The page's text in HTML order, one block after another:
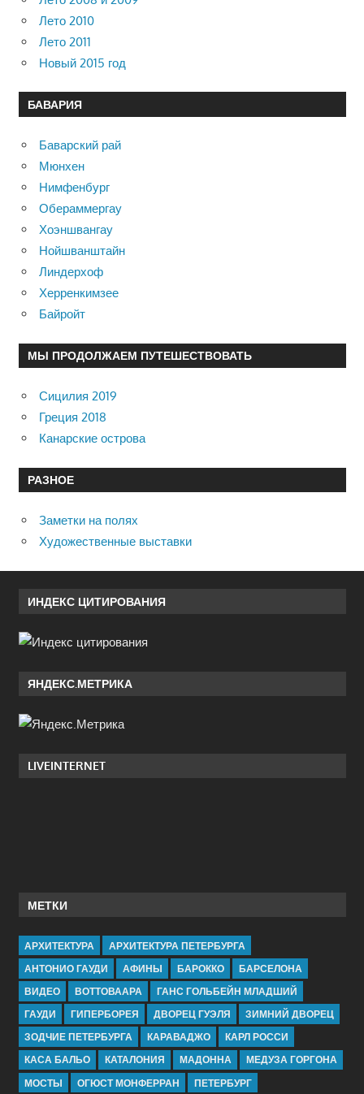
Лето 2010
Лето 2011
Новый 2015 год
БАВАРИЯ
Баварский рай
Мюнхен
Нимфенбург
Обераммергау
Хоэншвангау
Нойшванштайн
Линдерхоф
Херренкимзее
Байройт
МЫ ПРОДОЛЖАЕМ ПУТЕШЕСТВОВАТЬ
Сицилия 2019
Греция 2018
Канарские острова
РАЗНОЕ
Заметки на полях
Художественные выставки
ИНДЕКС ЦИТИРОВАНИЯ
ЯНДЕКС.МЕТРИКА
LIVEINTERNET
МЕТКИ
АРХИТЕКТУРА
АРХИТЕКТУРА ПЕТЕРБУРГА
АНТОНИО ГАУДИ
АФИНЫ БАРОККО
БАРСЕЛОНА
ВИДЕО
ВОТТОВААРА
ГАНС ГОЛЬБЕЙН МЛАДШИЙ
ГАУДИ
ГИПЕРБОРЕЯ ДВОРЕЦ ГУЭЛЯ
ЗИМНИЙ ДВОРЕЦ
ЗОДЧИЕ ПЕТЕРБУРГА
КАРАВАДЖО
КАРЛ РОССИ
КАСА БАЛЬО
КАТАЛОНИЯ МАДОННА
МЕДУЗА ГОРГОНА
МОСТЫ
ОГЮСТ МОНФЕРРАН ПЕТЕРБУРГ